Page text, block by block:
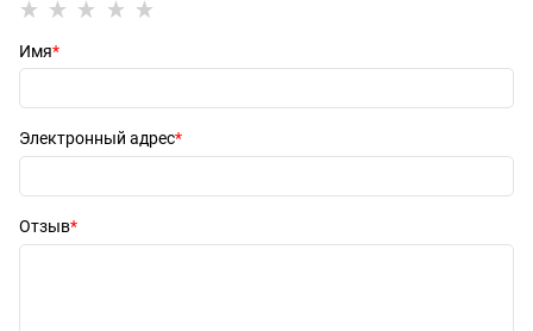
Имя
Электронный адрес
Отзыв